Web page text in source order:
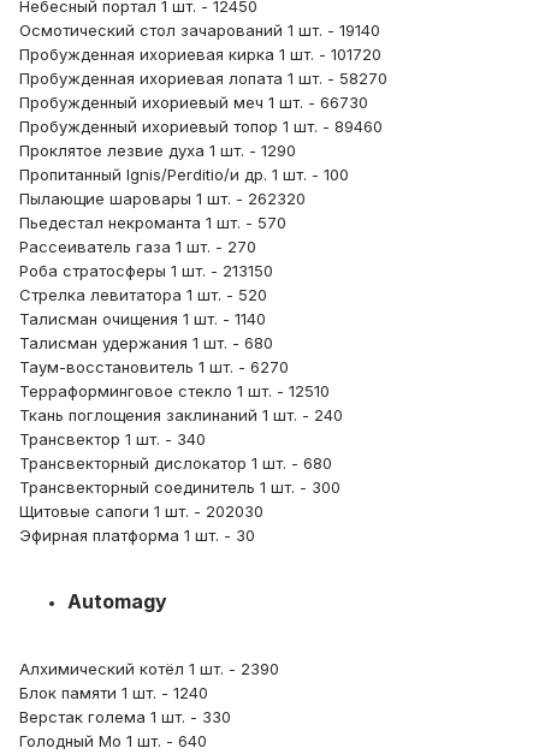
Небесный портал 1 шт. - 12450
Осмотический стол зачарований 1 шт. - 19140
Пробужденная ихориевая кирка 1 шт. - 101720
Пробужденная ихориевая лопата 1 шт. - 58270
Пробужденный ихориевый меч 1 шт. - 66730
Пробужденный ихориевый топор 1 шт. - 89460
Проклятое лезвие духа 1 шт. - 1290
Пропитанный Ignis/Perditio/и др. 1 шт. - 100
Пылающие шаровары 1 шт. - 262320
Пьедестал некроманта 1 шт. - 570
Рассеиватель газа 1 шт. - 270
Роба стратосферы 1 шт. - 213150
Стрелка левитатора 1 шт. - 520
Талисман очищения 1 шт. - 1140
Талисман удержания 1 шт. - 680
Таум-восстановитель 1 шт. - 6270
Терраформинговое стекло 1 шт. - 12510
Ткань поглощения заклинаний 1 шт. - 240
Трансвектор 1 шт. - 340
Трансвекторный дислокатор 1 шт. - 680
Трансвекторный соединитель 1 шт. - 300
Щитовые сапоги 1 шт. - 202030
Эфирная платформа 1 шт. - 30
Automagy
Алхимический котёл 1 шт. - 2390
Блок памяти 1 шт. - 1240
Верстак голема 1 шт. - 330
Голодный Мо 1 шт. - 640